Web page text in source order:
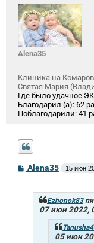
Alena35
Клиника на
Святая Мария
Где было удачное
Благодарил (а): 62
Поблагодарили: 41
С
о
Alena35 15 июн
Ezhonok83
07 июн 2022,
05 июн